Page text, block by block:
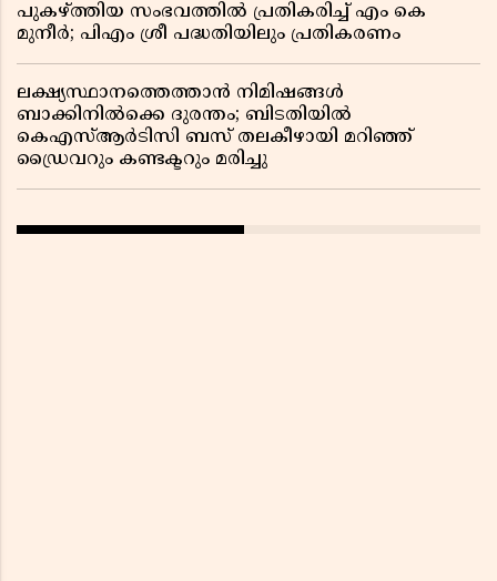
പുകഴ്ത്തിയ സംഭവത്തിൽ പ്രതികരിച്ച് എം കെ
മുനീർ; പിഎം ശ്രീ പദ്ധതിയിലും പ്രതികരണം
ലക്ഷ്യസ്ഥാനത്തെത്താൻ നിമിഷങ്ങൾ
ബാക്കിനിൽക്കെ ദുരന്തം; ബിടതിയിൽ
കെഎസ്ആർടിസി ബസ് തലകീഴായി മറിഞ്ഞ്
ഡ്രൈവറും കണ്ടക്ടറും മരിച്ചു